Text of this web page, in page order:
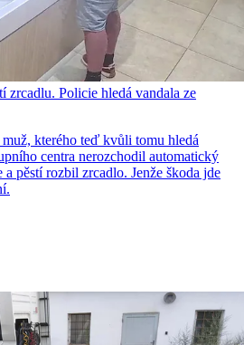
zrcadlu. Policie hledá vandala ze
kterého teď kvůli tomu hledá
centra nerozchodil automatický
pěstí rozbil zrcadlo. Jenže škoda jde